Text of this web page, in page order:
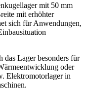
mit 50 mm
mit erhöhter
sich für Anwendungen,
das Lager besonders für
oder
Elektromotorlager in